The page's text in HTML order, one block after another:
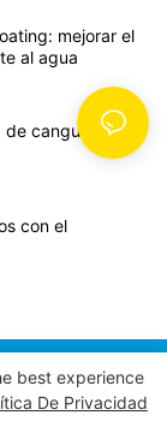
mejorar el
al agua
canguro 9962
con el
INC. |
best experience
De Privacidad